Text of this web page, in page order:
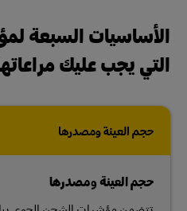
الأساسيات السبعة
التي يجب عليك
حجم العينة ومصدرها
حجم العينة ومصدرها